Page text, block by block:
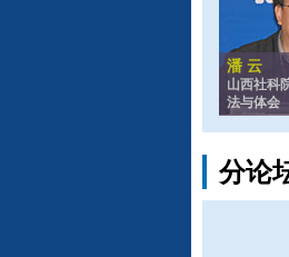
潘 云
山西社科
法与体会
分论